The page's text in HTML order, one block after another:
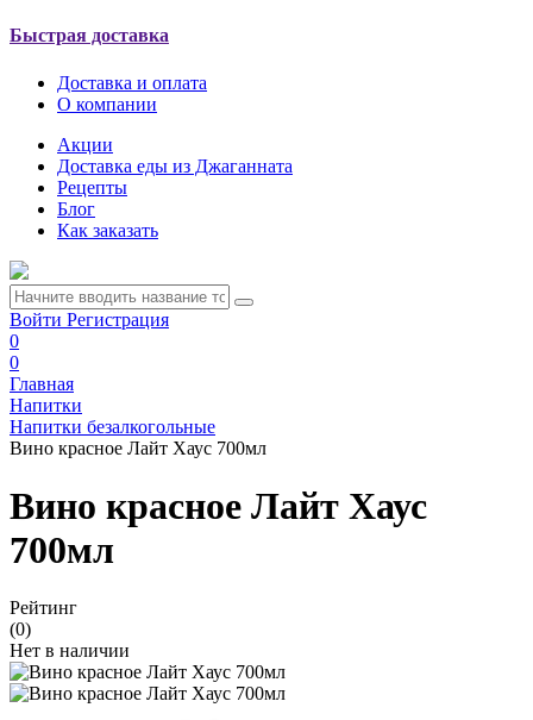
Быстрая доставка
Доставка и оплата
О компании
Акции
Доставка еды из Джаганната
Рецепты
Блог
Как заказать
Войти Регистрация
0
0
Главная
Напитки
Напитки безалкогольные
Вино красное Лайт Хаус 700мл
Вино красное Лайт Хаус
700мл
Рейтинг
(0)
Нет в наличии